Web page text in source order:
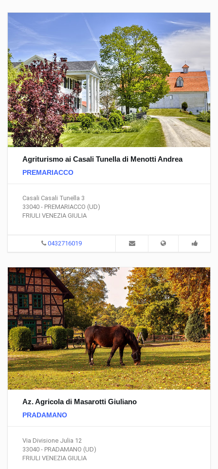
Agriturismo ai Casali Tunella di Menotti Andrea
PREMARIACCO
Casali Casali Tunella 3
33040 - PREMARIACCO (UD)
FRIULI VENEZIA GIULIA
0432716019
Az. Agricola di Masarotti Giuliano
PRADAMANO
Via Divisione Julia 12
33040 - PRADAMANO (UD)
FRIULI VENEZIA GIULIA